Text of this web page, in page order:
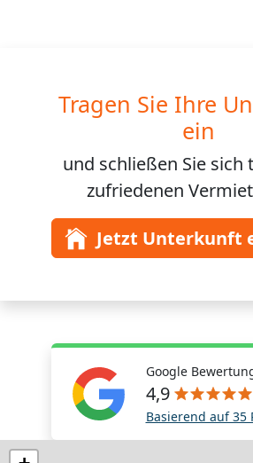
Tragen Sie Ihre
ein
und schließen Sie sich
zufriedenen
Jetzt Unterkunft
Google
4,9
Basierend auf 35